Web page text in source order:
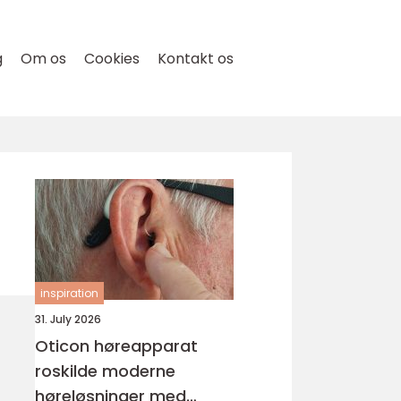
Om os Cookies Kontakt os
inspiration
31. July 2026
Oticon høreapparat
roskilde moderne
høreløsninger med